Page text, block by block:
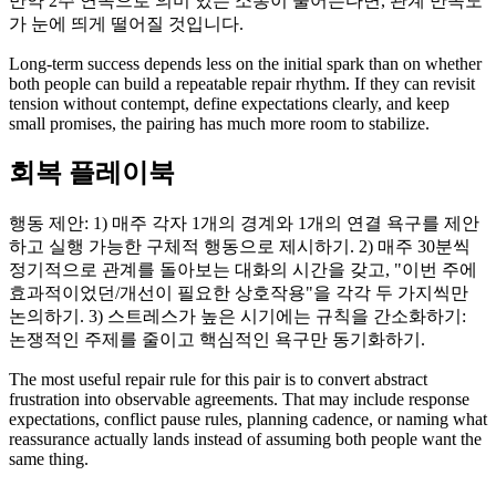
가 눈에 띄게 떨어질 것입니다.
Long-term success depends less on the initial spark than on whether
both people can build a repeatable repair rhythm. If they can revisit
tension without contempt, define expectations clearly, and keep
small promises, the pairing has much more room to stabilize.
회복 플레이북
행동 제안: 1) 매주 각자 1개의 경계와 1개의 연결 욕구를 제안
하고 실행 가능한 구체적 행동으로 제시하기. 2) 매주 30분씩
정기적으로 관계를 돌아보는 대화의 시간을 갖고, "이번 주에
효과적이었던/개선이 필요한 상호작용"을 각각 두 가지씩만
논의하기. 3) 스트레스가 높은 시기에는 규칙을 간소화하기:
논쟁적인 주제를 줄이고 핵심적인 욕구만 동기화하기.
The most useful repair rule for this pair is to convert abstract
frustration into observable agreements. That may include response
expectations, conflict pause rules, planning cadence, or naming what
reassurance actually lands instead of assuming both people want the
same thing.